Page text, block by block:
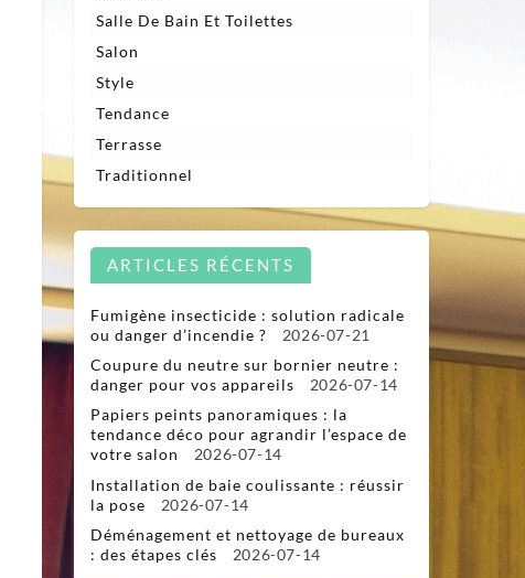
Salle De Bain Et Toilettes
Salon
Style
Tendance
Terrasse
Traditionnel
ARTICLES RÉCENTS
Fumigène insecticide : solution radicale
ou danger d’incendie ?
2026-07-21
Coupure du neutre sur bornier neutre :
danger pour vos appareils
2026-07-14
Papiers peints panoramiques : la
tendance déco pour agrandir l’espace de
votre salon
2026-07-14
Installation de baie coulissante : réussir
la pose
2026-07-14
Déménagement et nettoyage de bureaux
: des étapes clés
2026-07-14